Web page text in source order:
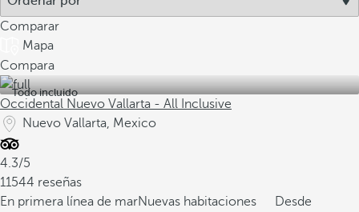
Comparar
Mapa
Compara
Todo incluido
Occidental Nuevo Vallarta - All Inclusive
Nuevo Vallarta, Mexico
4.3/5
11544 reseñas
En primera línea de marNuevas habitaciones
Desde